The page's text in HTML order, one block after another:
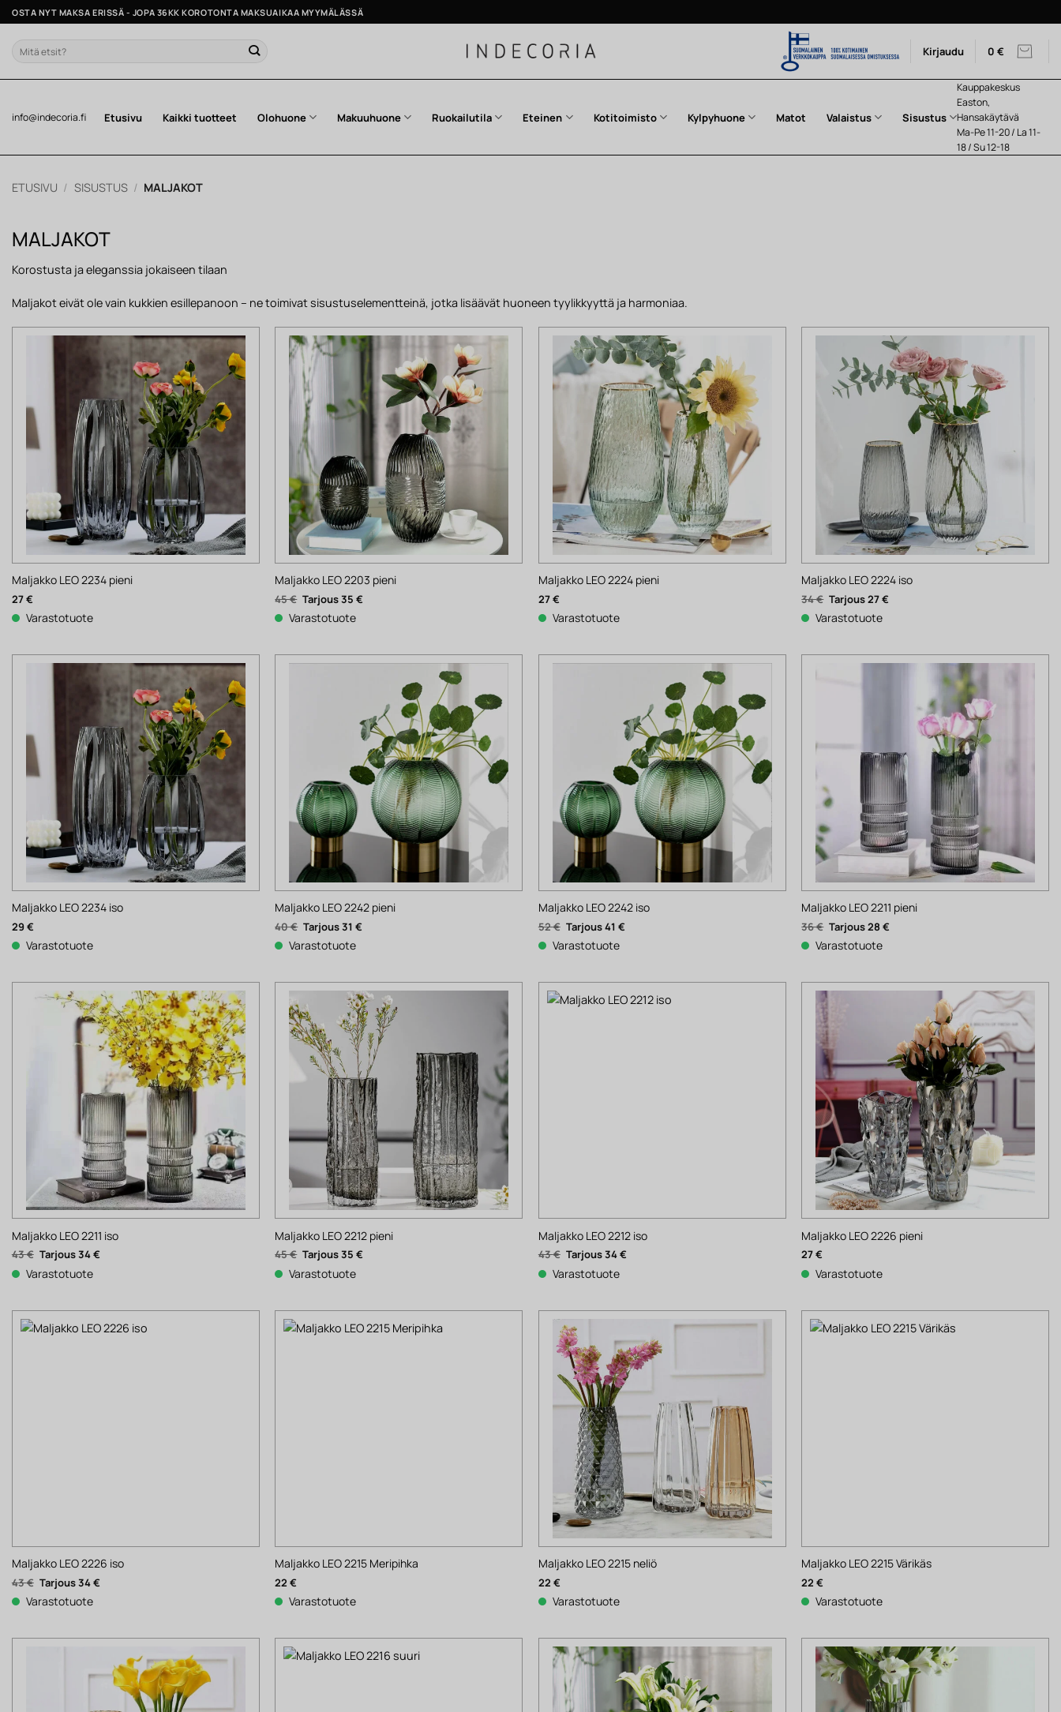
Skip
to
content
OSTA NYT MAKSA ERISSÄ - JOPA 36KK KOROTONTA MAKSUAIKAA MYYMÄLÄSSÄ
Etsi: Kirjaudu 0 €
info@indecoria.fi Etusivu Kaikki tuotteet Olohuone Makuuhuone Ruokailutila Eteinen Kotitoimisto Kylpyhuone Matot Valaistus Sisustus
Kauppakeskus
Easton,
Hansakäytävä
Ma-Pe 11-20 / La 11-
18 / Su 12-18
ETUSIVU / SISUSTUS / MALJAKOT
MALJAKOT
Korostusta ja eleganssia jokaiseen tilaan
Maljakot eivät ole vain kukkien esillepanoon – ne toimivat sisustuselementteinä, jotka lisäävät huoneen tyylikkyyttä ja harmoniaa.
Maljakko LEO 2234 pieni
27€
Varastotuote
Maljakko LEO 2203 pieni
45€ Alkuperäinen
hinta
oli:
45 €.
35€
Varastotuote
Maljakko LEO 2224 pieni
27€
Varastotuote
Maljakko LEO 2224 iso
34€ Alkuperäinen
hinta
oli:
34 €.
27€
Varastotuote
Maljakko LEO 2234 iso
29€
Varastotuote
Maljakko LEO 2242 pieni
40€ Alkuperäinen
hinta
oli:
40 €.
31€
Varastotuote
Maljakko LEO 2242 iso
52€ Alkuperäinen
hinta
oli:
52 €.
41 €Nykyinen
hinta
Varastotuote
Maljakko LEO 2211 pieni
36€ Alkuperäinen
hinta
oli:
36 €.
28€
Varastotuote
Maljakko LEO 2211 iso
43€ Alkuperäinen
hinta
oli:
43 €.
34€Nykyinen
hinta
Varastotuote
Maljakko LEO 2212 pieni
45€ Alkuperäinen
hinta
oli:
45 €.
35€
Varastotuote
Maljakko LEO 2212 iso
43€ Alkuperäinen
hinta
oli:
43 €.
34€Nykyinen
hinta
Varastotuote
Maljakko LEO 2226 pieni
27€
Varastotuote
Maljakko LEO 2226 iso
43€ Alkuperäinen
hinta
oli:
43 €.
34€Nykyinen
hinta
Varastotuote
Maljakko LEO 2215 Meripihka
22€
Varastotuote
Maljakko LEO 2215 neliö
22 €
Varastotuote
Maljakko LEO 2215 Värikäs
22€
Varastotuote